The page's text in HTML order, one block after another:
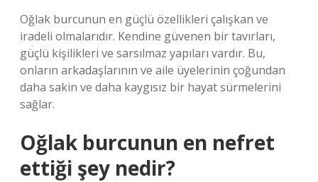
Oğlak burcunun en güçlü özellikleri çalışkan ve
iradeli olmalarıdır. Kendine güvenen bir tavırları,
güçlü kişilikleri ve sarsılmaz yapıları vardır. Bu,
onların arkadaşlarının ve aile üyelerinin çoğundan
daha sakin ve daha kaygısız bir hayat sürmelerini
sağlar.
Oğlak burcunun en nefret
ettiği şey nedir?